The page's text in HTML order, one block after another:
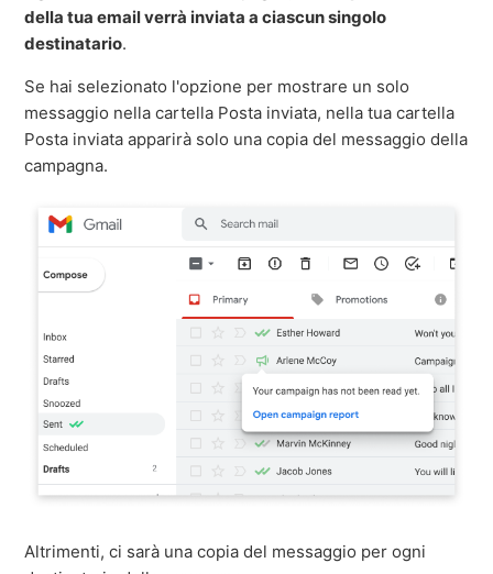
della tua email verrà inviata a ciascun singolo
destinatario.
Se hai selezionato l'opzione per mostrare un solo
messaggio nella cartella Posta inviata, nella tua cartella
Posta inviata apparirà solo una copia del messaggio della
campagna.
Altrimenti, ci sarà una copia del messaggio per ogni